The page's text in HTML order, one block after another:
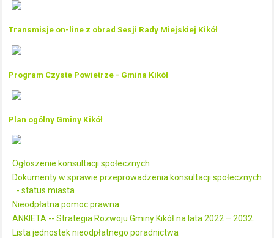
Transmisje on-line z obrad Sesji Rady Miejskiej Kikół
Program Czyste Powietrze - Gmina Kikół
Plan ogólny Gminy Kikół
Ogłoszenie konsultacji społecznych
Dokumenty w sprawie przeprowadzenia konsultacji społecznych
- status miasta
Nieodpłatna pomoc prawna
ANKIETA -- Strategia Rozwoju Gminy Kikół na lata 2022 – 2032.
Lista jednostek nieodpłatnego poradnictwa